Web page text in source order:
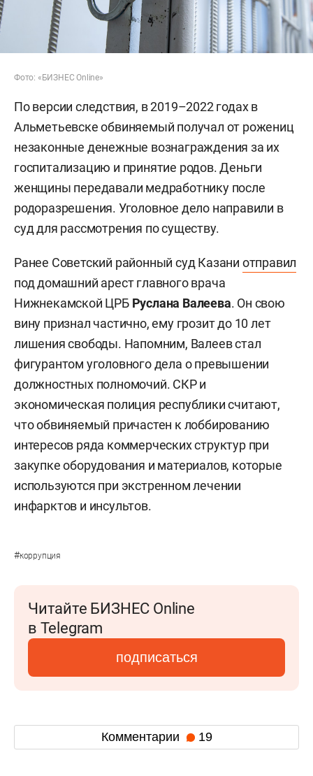
Фото: «БИЗНЕС Online»
По версии следствия, в 2019–2022 годах в
Альметьевске обвиняемый получал от рожениц
незаконные денежные вознаграждения за их
госпитализацию и принятие родов. Деньги
женщины передавали медработнику после
родоразрешения. Уголовное дело направили в
суд для рассмотрения по существу.
Ранее Советский районный суд Казани отправил
под домашний арест главного врача
Нижнекамской ЦРБ Руслана Валеева. Он свою
вину признал частично, ему грозит до 10 лет
лишения свободы. Напомним, Валеев стал
фигурантом уголовного дела о превышении
должностных полномочий. СКР и
экономическая полиция республики считают,
что обвиняемый причастен к лоббированию
интересов ряда коммерческих структур при
закупке оборудования и материалов, которые
используются при экстренном лечении
инфарктов и инсультов.
#коррупция
Читайте БИЗНЕС Online
в Telegram
подписаться
Комментарии 19